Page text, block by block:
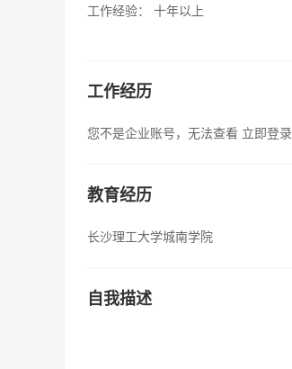
工作经验：
十年以上
工作经历
您不是企业账号，无法查看 立即登录
教育经历
长沙理工大学城南学院
自我描述